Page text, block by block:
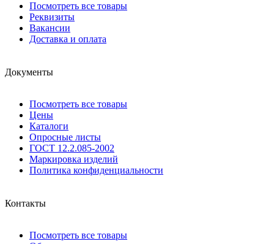
Посмотреть все товары
Реквизиты
Вакансии
Доставка и оплата
Документы
Посмотреть все товары
Цены
Каталоги
Опросные листы
ГОСТ 12.2.085-2002
Маркировка изделий
Политика конфиденциальности
Контакты
Посмотреть все товары